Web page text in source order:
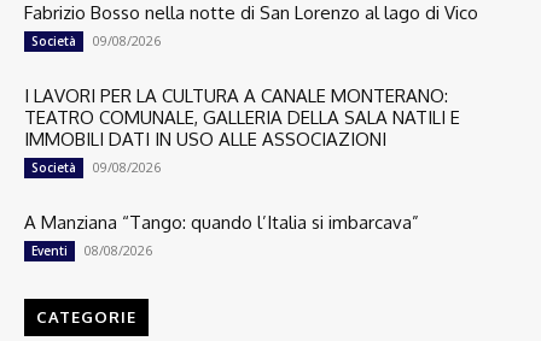
Fabrizio Bosso nella notte di San Lorenzo al lago di Vico
Società 09/08/2026
I LAVORI PER LA CULTURA A CANALE MONTERANO:
TEATRO COMUNALE, GALLERIA DELLA SALA NATILI E
IMMOBILI DATI IN USO ALLE ASSOCIAZIONI
Società 09/08/2026
A Manziana “Tango: quando l’Italia si imbarcava”
Eventi 08/08/2026
CATEGORIE